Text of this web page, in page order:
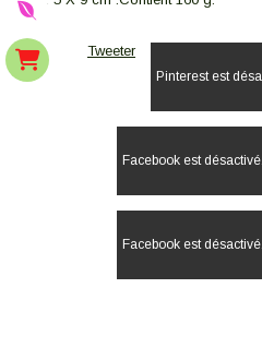
Tweeter
Pinterest est
Facebook est désactivé.
Facebook est désactivé.